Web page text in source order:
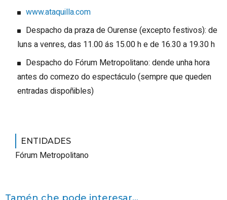
www.ataquilla.com
Despacho da praza de Ourense (excepto festivos): de
luns a venres, das 11.00 ás 15.00 h e de 16.30 a 19.30 h
Despacho do Fórum Metropolitano: dende unha hora
antes do comezo do espectáculo (sempre que queden
entradas dispoñibles)
ENTIDADES
Fórum Metropolitano